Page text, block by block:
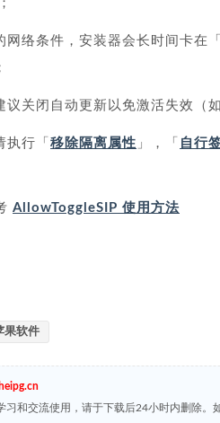
网络条件，安装器会长时间卡
关闭自动更新以免激活失效（
执行「 移除隔离属性 」，「 自行
AllowToggleSIP 使用方法
果软件
heipg.cn
习和交流使用，请于下载后24小时内删除。